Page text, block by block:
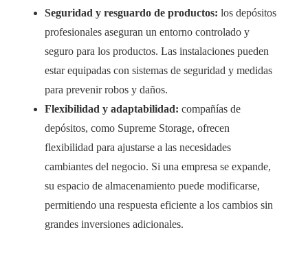
Seguridad y resguardo de productos: los depósitos
profesionales aseguran un entorno controlado y
seguro para los productos. Las instalaciones pueden
estar equipadas con sistemas de seguridad y medidas
para prevenir robos y daños.
Flexibilidad y adaptabilidad: compañías de
depósitos, como Supreme Storage, ofrecen
flexibilidad para ajustarse a las necesidades
cambiantes del negocio. Si una empresa se expande,
su espacio de almacenamiento puede modificarse,
permitiendo una respuesta eficiente a los cambios sin
grandes inversiones adicionales.